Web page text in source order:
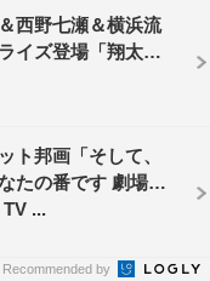
西野七瀬＆横浜流
イズ登場「翔太
ト邦画「そして、
たの番です 劇場
...
Recommended by